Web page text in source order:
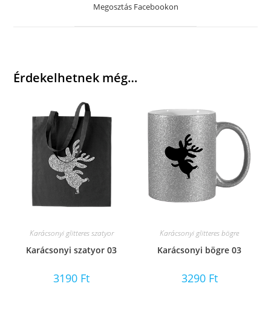
new
Megosztás Facebookon
Érdekelhetnek még…
Karácsonyi glitteres szatyor
Karácsonyi szatyor 03
3190 Ft
Karácsonyi glitteres bögre
Karácsonyi bögre 03
3290 Ft